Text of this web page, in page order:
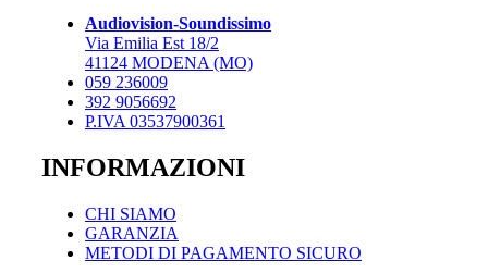
Audiovision-Soundissimo
Via Emilia Est 18/2
41124 MODENA (MO)
059 236009
392 9056692
P.IVA 03537900361
INFORMAZIONI
CHI SIAMO
GARANZIA
METODI DI PAGAMENTO SICURO